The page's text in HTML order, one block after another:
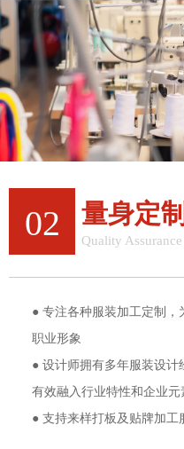
02 量身定制
Quality Assurance
● 专注各种服装加工定制
职业形象
● 设计师拥有多年服装设计
有效融入行业特性和企业元
● 支持来样打板及贴牌加工